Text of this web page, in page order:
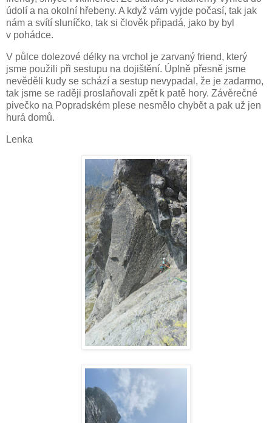
údolí a na okolní hřebeny. A když vám vyjde počasí, tak jak
nám a svítí sluníčko, tak si člověk připadá, jako by byl
v pohádce.
V půlce dolezové délky na vrchol je zarvaný friend, který
jsme použili při sestupu na dojištění. Úplně přesně jsme
nevěděli kudy se schází a sestup nevypadal, že je zadarmo,
tak jsme se raději proslaňovali zpět k patě hory. Závěrečné
pivečko na Popradském plese nesmělo chybět a pak už jen
hurá domů.
Lenka